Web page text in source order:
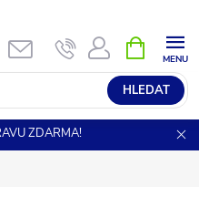
HLEDAT
NÁKUPNÍ
KOŠÍK
ZDARMA!